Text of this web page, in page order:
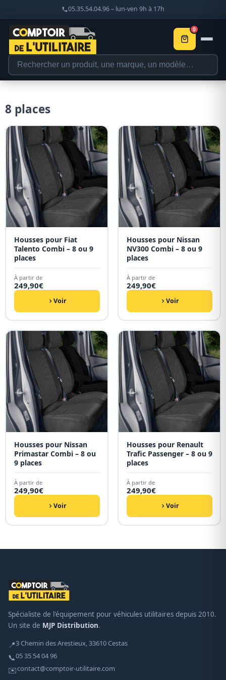
05.35.54.04.96 – lun-ven 9h à 17h
0
8 places
Housses pour Fiat
Talento Combi – 8 ou 9
places
À partir de
249,90€
Voir
Housses pour Nissan
NV300 Combi – 8 ou 9
places
À partir de
249,90€
Voir
Housses pour Nissan
Primastar Combi – 8 ou
9 places
À partir de
249,90€
Voir
Housses pour Renault
Trafic Passenger – 8 ou 9
places
À partir de
249,90€
Voir
Spécialiste de l'équipement pour véhicules utilitaires depuis 2010.
Un site de MJP Distribution.
📍3 Chemin des Arestieux, 33610 Cestas
📞05 35 54 04 96
✉️contact@comptoir-utilitaire.com